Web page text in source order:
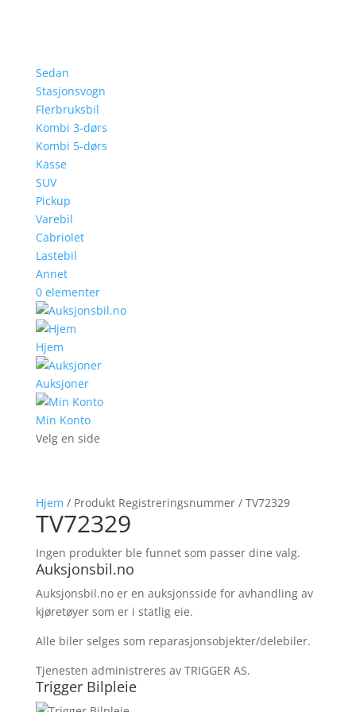
Sedan
Stasjonsvogn
Flerbruksbil
Kombi 3-dørs
Kombi 5-dørs
Kasse
SUV
Pickup
Varebil
Cabriolet
Lastebil
Annet
0 elementer
Hjem
Auksjoner
Min Konto
Velg en side
Hjem / Produkt Registreringsnummer / TV72329
TV72329
Ingen produkter ble funnet som passer dine valg.
Auksjonsbil.no
Auksjonsbil.no er en auksjonsside for avhandling av
kjøretøyer som er i statlig eie.
Alle biler selges som reparasjonsobjekter/delebiler.
Tjenesten administreres av TRIGGER AS.
Trigger Bilpleie